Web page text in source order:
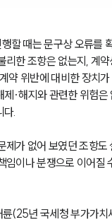
그룹소개
대륜의 강점
의뢰인을 위한 장점
협력·법률자문 기
고객의 소리
통합검색
AI대륜
INSIGHT
할 때는 문구상 오류를
리한 조항은 없는지, 계
약 위반에 대비한 장치가
·해지와 관련한 위험은
다.
제가 없어 보였던 조항도
임이나 분쟁으로 이어질
(25년 국세청 부가가치